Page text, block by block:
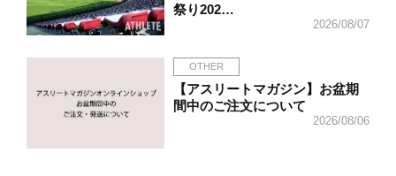
祭り202…
2026/08/07
OTHER
【アスリートマガジン】お盆期
間中のご注文について
2026/08/06